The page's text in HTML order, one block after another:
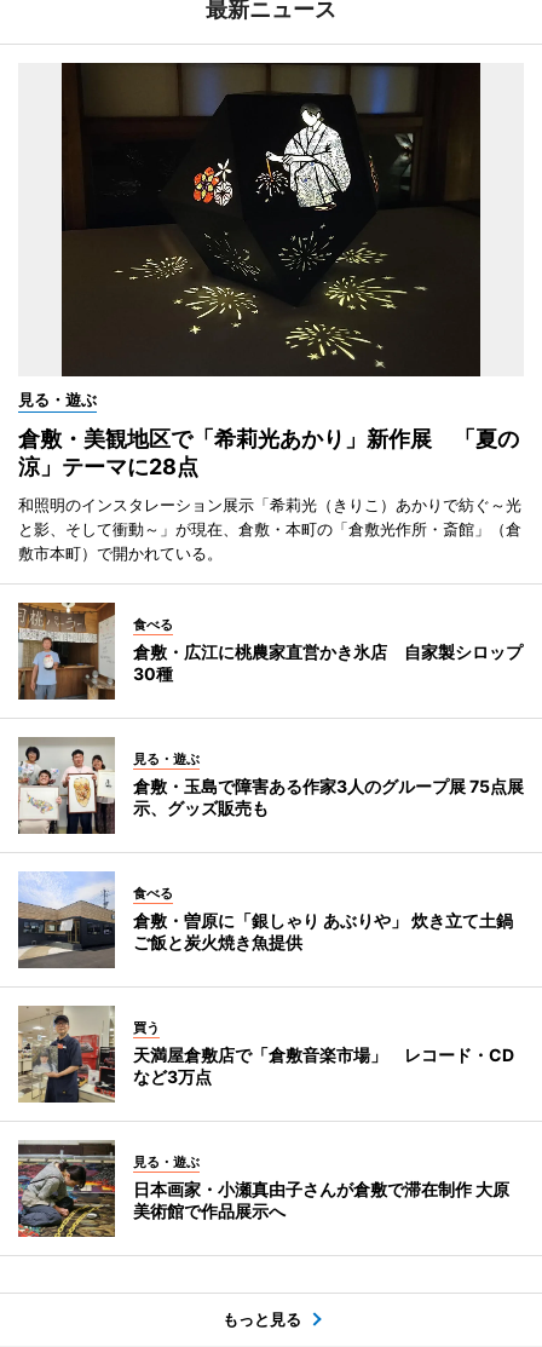
最新ニュース
見る・遊ぶ
倉敷・美観地区で「希莉光あかり」新作展 「夏の
涼」テーマに28点
和照明のインスタレーション展示「希莉光（きりこ）あかりで紡ぐ～光
と影、そして衝動～」が現在、倉敷・本町の「倉敷光作所・斎館」（倉
敷市本町）で開かれている。
食べる
倉敷・広江に桃農家直営かき氷店 自家製シロップ
30種
見る・遊ぶ
倉敷・玉島で障害ある作家3人のグループ展 75点展
示、グッズ販売も
食べる
倉敷・曽原に「銀しゃり あぶりや」 炊き立て土鍋
ご飯と炭火焼き魚提供
買う
天満屋倉敷店で「倉敷音楽市場」 レコード・CD
など3万点
見る・遊ぶ
日本画家・小瀬真由子さんが倉敷で滞在制作 大原
美術館で作品展示へ
もっと見る